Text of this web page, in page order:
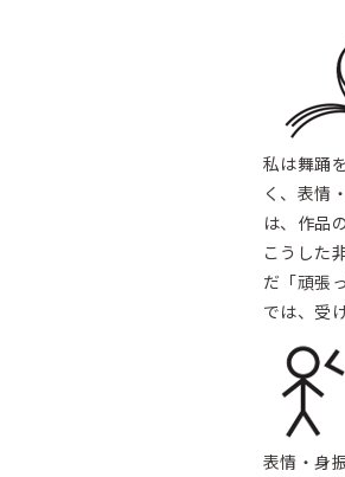
私は舞踊
く、表情
は、作品
こうした
だ「頑張
では、受
表情・身